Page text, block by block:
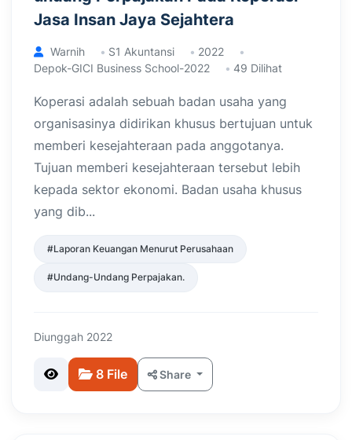
Jasa Insan Jaya Sejahtera
Warnih S1 Akuntansi
2022
Depok-GICI Business School-2022
49 Dilihat
Koperasi adalah sebuah badan usaha yang
organisasinya didirikan khusus bertujuan untuk
memberi kesejahteraan pada anggotanya.
Tujuan memberi kesejahteraan tersebut lebih
kepada sektor ekonomi. Badan usaha khusus
yang dib...
#Laporan Keuangan Menurut Perusahaan
#Undang-Undang Perpajakan.
Diunggah 2022
8 File Share